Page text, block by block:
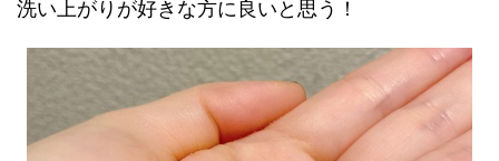
洗い上がりが好きな方に良いと思う！